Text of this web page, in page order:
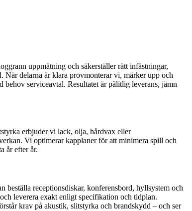
uppmätning och säkerställer rätt infästningar,
delarna är klara provmonterar vi, märker upp och
serviceavtal. Resultatet är pålitlig leverans, jämn
erbjuder vi lack, olja, hårdvax eller
Vi optimerar kapplaner för att minimera spill och
år efter år.
beställa receptionsdiskar, konferensbord, hyllsystem och
leverera exakt enligt specifikation och tidplan.
krav på akustik, slitstyrka och brandskydd – och ser